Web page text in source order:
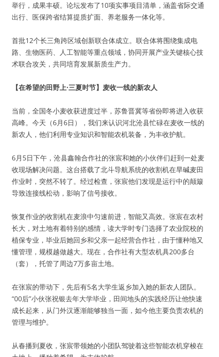
举行，成果丰硕。论坛发布了10项实事项目清单，涵盖省际交通
出行、医保跨省结算提质扩面、养老服务一体化等。
首批12个长三角跨区域创新联合体成立。联合体将围绕集成电
路、生物医药、人工智能等重点领域，协同开展产业关键核心技
术联合攻关，共同培育发展新质生产力。
【在希望的田野上·三夏时节】麦收一线的新农人
当前，全国冬小麦收获进度过半，苏鲁晋冀等省份即将进入收获
高峰。今天（6月6日），我们来认识河北沧县忙碌在麦收一线的
新农人，他们利用专业知识和智能农机装备，为丰收护航。
6月5日下午，沧县鑫翰合作社的张宸和她的小伙伴们赶到一处麦
收现场解决问题。这台搭载了北斗导航系统的收割机在旱碱麦田
作业时，突然不转了。经过检查，张宸他们发现是运行中的颠簸
导致连接线松动，影响了信号接收。
恢复作业的收割机在麦浪中匀速前进，智能又高效。张宸在农村
长大，对土地有着特别的感情，读大学时专门选择了农业院校的
植保专业，毕业后她回乡和父亲一起经营合作社，由于懂种地又
懂管理，规模越做越大。现在，合作社有大型农机具200多台
（套），托管了周边7万多亩土地。
在张宸的带动下，先后有5名大学生返乡加入她的新农人团队。
“00后”小伙张祝银去年大学毕业，田间地头的实践经历让他快速
成长起来，从门外汉逐渐能够独当一面，如今他主要负责农机的
管理与维护。
从春播到夏收，张宸带领她的小团队驾驶着这些智能农机穿梭在